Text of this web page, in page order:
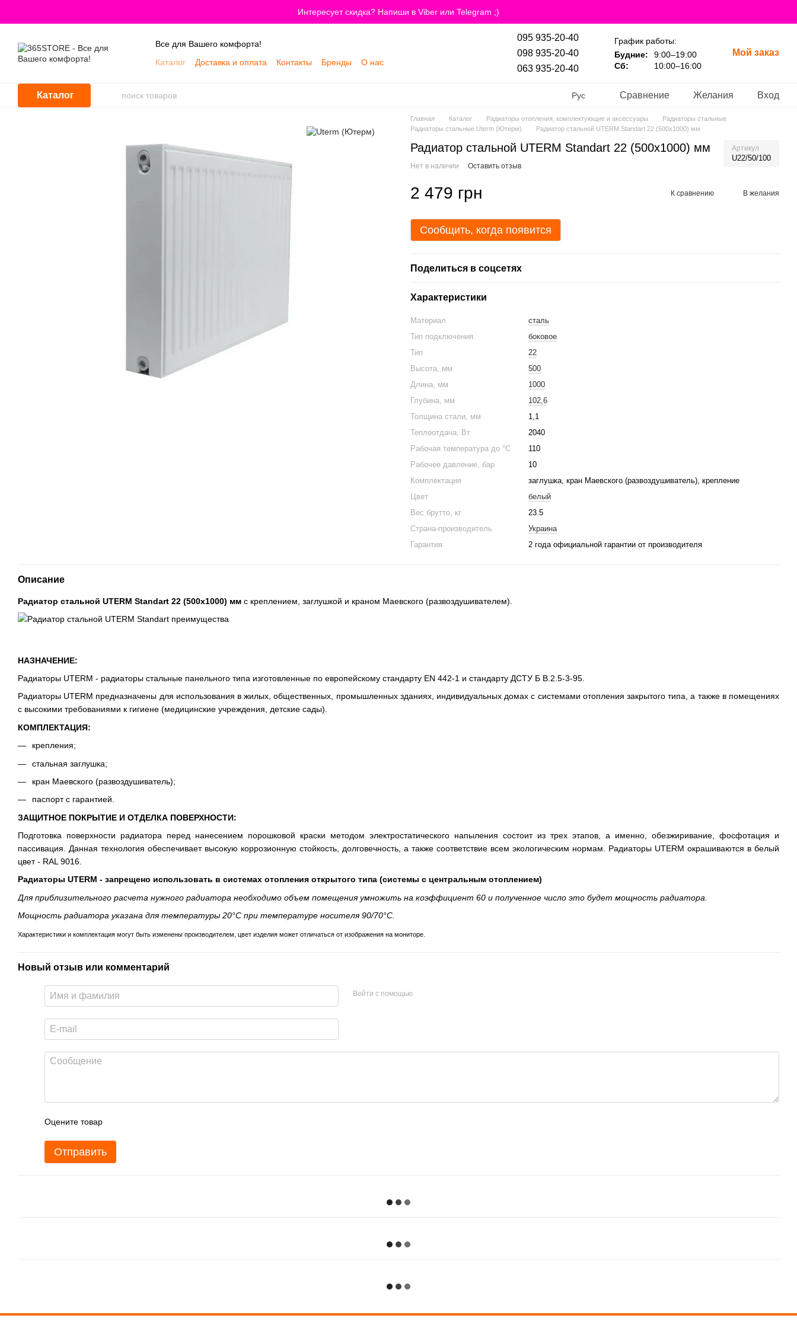
Интересует скидка? Напиши в Viber или Telegram ;)
Все для Вашего комфорта!
Каталог
Доставка и оплата Контакты Бренды О нас
095 935-20-40
098 935-20-40
063 935-20-40
График работы:
Будние:
9:00–19:00
Сб:
10:00–16:00
Мой заказ
Каталог Рус Сравнение Желания Вход
Главная Каталог Радиаторы отопления, комплектующие и аксессуары
Радиаторы стальные
Радиаторы стальные Uterm (Ютерм)
Радиатор стальной UTERM Standart 22 (500x1000) мм
Радиатор стальной UTERM Standart 22 (500x1000) мм Артикул
U22/50/100
Нет в наличии Оставить отзыв
2 479 грн К сравнению В желания
Сообщить, когда появится
Поделиться в соцсетях
Характеристики
Материал
сталь
Тип подключения
боковое
Тип
22
Высота, мм
500
Длина, мм
1000
Глубина, мм
102,6
Толщина стали, мм
1,1
Теплоотдача, Вт
2040
Рабочая температура до °С
110
Рабочее давление, бар
10
Комплектация
заглушка, кран Маевского (развоздушиватель), крепление
Цвет
белый
Вес брутто, кг
23.5
Страна-производитель
Украина
Гарантия
2 года официальной гарантии от производителя
Описание
Радиатор стальной UTERM Standart 22 (500x1000) мм с креплением, заглушкой и краном Маевского (развоздушивателем).
НАЗНАЧЕНИЕ:
Радиаторы UTERM - радиаторы стальные панельного типа изготовленные по европейскому стандарту EN 442-1 и стандарту ДСТУ Б В.2.5-3-95.
Радиаторы UTERM предназначены для использования в жилых, общественных, промышленных зданиях, индивидуальных домах с системами отопления закрытого типа, а также в помещениях
с высокими требованиями к гигиене (медицинские учреждения, детские сады).
КОМПЛЕКТАЦИЯ:
крепления;
стальная заглушка;
кран Маевского (развоздушиватель);
паспорт с гарантией.
ЗАЩИТНОЕ ПОКРЫТИЕ И ОТДЕЛКА ПОВЕРХНОСТИ:
Подготовка поверхности радиатора перед нанесением порошковой краски методом электростатического напыления состоит из трех этапов, а именно, обезжиривание, фосфотация и
пассивация. Данная технология обеспечивает высокую коррозионную стойкость, долговечность, а также соответствие всем экологическим нормам. Радиаторы UTERM окрашиваются в белый
цвет - RAL 9016.
Радиаторы UTERM - запрещено использовать в системах отопления открытого типа (системы с центральным отоплением)
Для приблизительного расчета нужного радиатора необходимо объем помещения умножить на коэффициент 60 и полученное число это будет мощность радиатора.
Мощность радиатора указана для температуры 20°С при температуре носителя 90/70°С.
Характеристики и комплектация могут быть изменены производителем, цвет изделия может отличаться от изображения на мониторе.
Новый отзыв или комментарий
Войти с помощью
Оцените товар
Отправить